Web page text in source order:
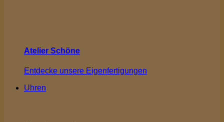
Atelier Schöne
Entdecke unsere Eigenfertigungen
Uhren